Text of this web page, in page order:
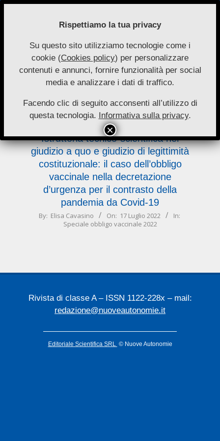
Skip
Nuove
Autonomie
Primary
Navigation
Menu
Istruttoria tecnico-scientifica nel
giudizio a quo e giudizio di legittimità
costituzionale: il caso dell’obbligo
vaccinale nella decretazione
d’urgenza per il contrasto della
pandemia da Covid-19
2022-
By: Elisa Cavasino On: 17 Luglio 2022
In:
Speciale obbligo vaccinale 2022
Rivista di classe A – ISSN 1122-228x – mail:
redazione@nuoveautonomie.it
Editoriale Scientifica SRL © Nuove Autonomie
Rispettiamo la tua privacy
Su questo sito utilizziamo tecnologie come i
cookie (Cookies policy) per personalizzare
contenuti e annunci, fornire funzionalità per social
media e analizzare i dati di traffico.
Facendo clic di seguito acconsenti all’utilizzo di
questa tecnologia. Informativa sulla privacy.